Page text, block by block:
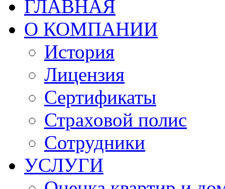
ГЛАВНАЯ
О КОМПАНИИ
История
Лицензия
Сертификаты
Страховой полис
Сотрудники
УСЛУГИ